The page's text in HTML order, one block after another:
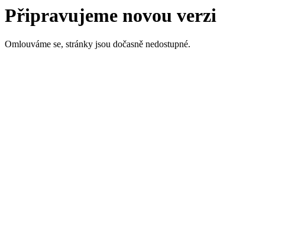
Připravujeme novou verzi
Omlouváme se, stránky jsou dočasně nedostupné.